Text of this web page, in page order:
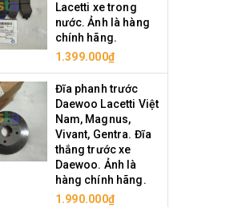
Lacetti xe trong
nước. Ảnh là hàng
chính hãng.
1.399.000₫
Đĩa phanh trước
Daewoo Lacetti Việt
Nam, Magnus,
Vivant, Gentra. Đĩa
thắng trước xe
Daewoo. Ảnh là
hàng chính hãng.
1.990.000₫